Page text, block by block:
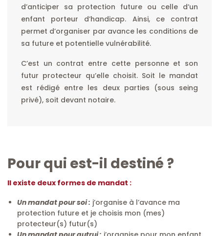
d’anticiper sa protection future ou celle d’un
enfant porteur d’handicap. Ainsi, ce contrat
permet d’organiser par avance les conditions de
sa future et potentielle vulnérabilité.
C’est un contrat entre cette personne et son
futur protecteur qu’elle choisit. Soit le mandat
est rédigé entre les deux parties (sous seing
privé), soit devant notaire.
Pour qui est-il destiné ?
Il existe deux formes de mandat :
Un mandat pour soi : j’organise à l’avance ma
protection future et je choisis mon (mes)
protecteur(s) futur(s)